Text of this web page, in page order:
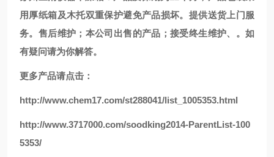
用厚纸箱及木托双重保护避免产品损坏。提供送货上门服
务。售后维护；本公司出售的产品；接受终生维护、。如
有疑问请为你解答。
更多产品请点击：
http://www.chem17.com/st288041/list_1005353.html
http://www.3717000.com/soodking2014-ParentList-100
5353/